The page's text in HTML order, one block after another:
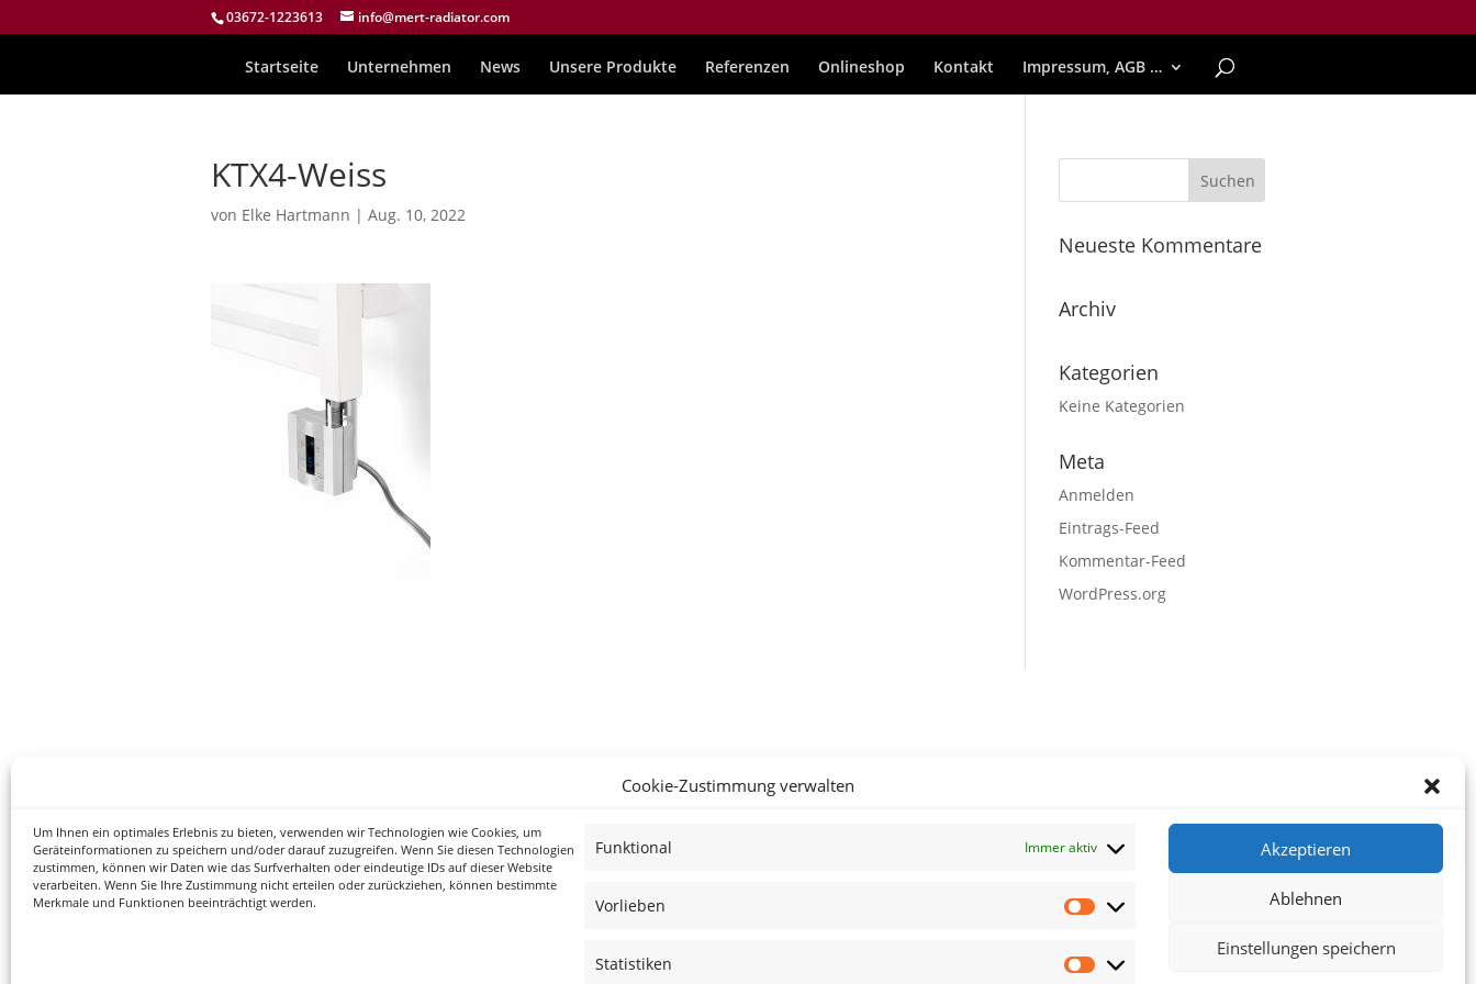
Cookie-Zustimmung verwalten
Um Ihnen ein optimales Erlebnis zu bieten, verwenden wir Technologien wie Cookies, um
Geräteinformationen zu speichern und/oder darauf zuzugreifen. Wenn Sie diesen Technologien
zustimmen, können wir Daten wie das Surfverhalten oder eindeutige IDs auf dieser Website
verarbeiten. Wenn Sie Ihre Zustimmung nicht erteilen oder zurückziehen, können bestimmte
Merkmale und Funktionen beeinträchtigt werden.
Funktional Immer aktiv
Vorlieben
Vorlieben
Statistiken
Statistiken
Akzeptieren
Ablehnen
Einstellungen speichern
03672-1223613 info@mert-radiator.com
Startseite Unternehmen News Unsere Produkte Referenzen Onlineshop Kontakt Impressum, AGB …
KTX4-Weiss
von Elke Hartmann | Aug. 10, 2022
Neueste Kommentare
Archiv
Kategorien
Keine Kategorien
Meta
Anmelden
Eintrags-Feed
Kommentar-Feed
WordPress.org